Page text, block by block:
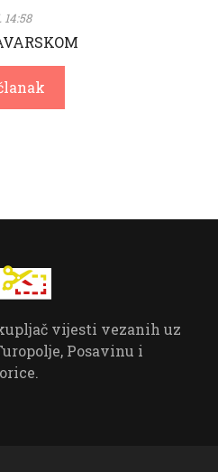
vijesti vezanih uz
Posavinu i